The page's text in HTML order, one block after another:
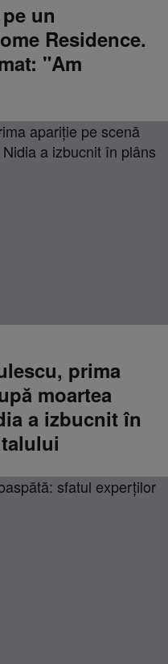
un
Residence.
"Am
prima
moartea
a izbucnit în